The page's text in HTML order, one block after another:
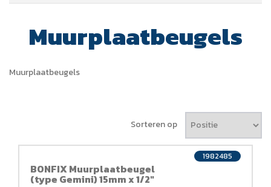
Muurplaatbeugels
Muurplaatbeugels
Sorteren op
BONFIX Muurplaatbeugel
(type Gemini) 15mm x 1/2"
1982485